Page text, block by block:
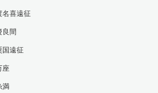
名喜遠征
良間
国遠征
座
満